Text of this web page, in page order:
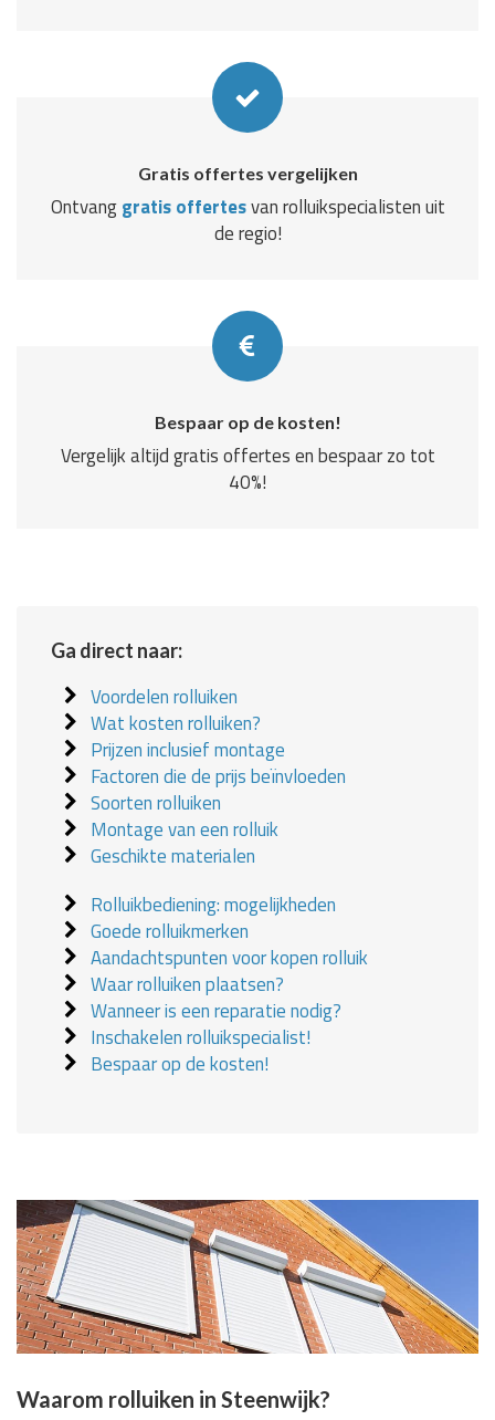
Gratis offertes vergelijken
Ontvanggratis offertesvan rolluikspecialisten uit
de regio!
Bespaar op de kosten!
Vergelijk altijd gratis offertes en bespaar zo tot
40%!
Ga direct naar:
Voordelen rolluiken
Wat kosten rolluiken?
Prijzen inclusief montage
Factoren die de prijs beïnvloeden
Soorten rolluiken
Montage van een rolluik
Geschikte materialen
Rolluikbediening: mogelijkheden
Goede rolluikmerken
Aandachtspunten voor kopen rolluik
Waar rolluiken plaatsen?
Wanneer is een reparatie nodig?
Inschakelen rolluikspecialist!
Bespaar op de kosten!
Waarom rolluiken in Steenwijk?